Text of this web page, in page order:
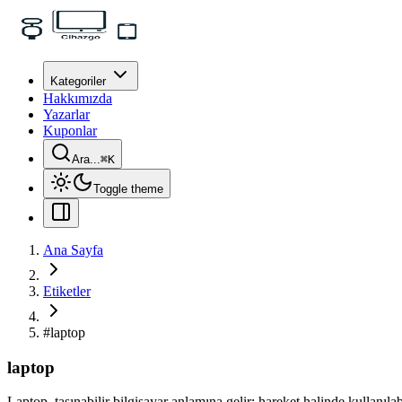
Kategoriler
Hakkımızda
Yazarlar
Kuponlar
Ara...⌘K
Toggle theme
Ana Sayfa
Etiketler
#laptop
laptop